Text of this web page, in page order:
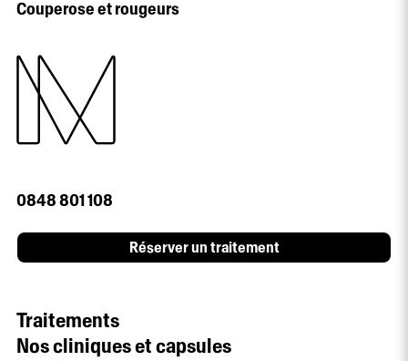
Couperose et rougeurs
0848 801 108
Réserver un traitement
Traitements
Nos cliniques et capsules